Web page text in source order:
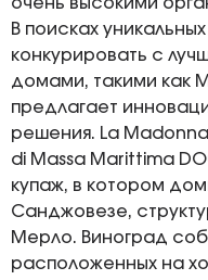
В поисках
конкурировать с
домами, такими как
предлагает
решения. La
di Massa Marittima
купаж, в котором
Санджовезе,
Мерло. Виноград
расположенных на